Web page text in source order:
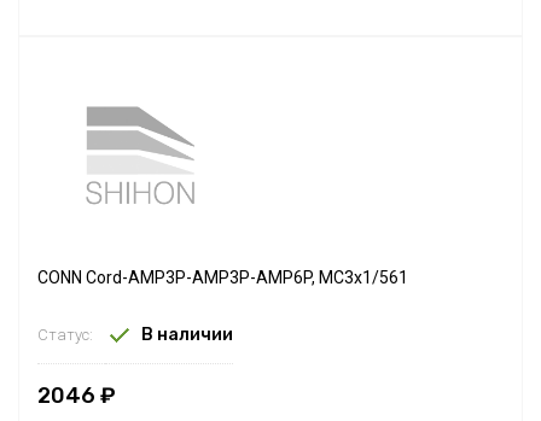
CONN Cord-AMP3P-AMP3P-AMP6P, MC3x1/561
Статус: В наличии
2046 ₽